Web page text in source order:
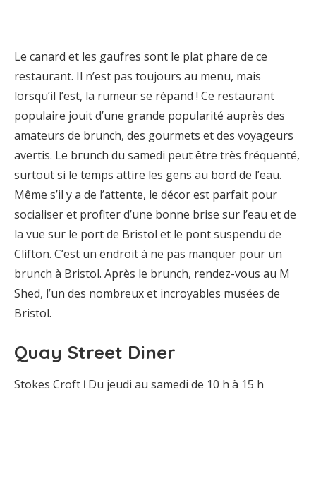
Le canard et les gaufres sont le plat phare de ce
restaurant. Il n’est pas toujours au menu, mais
lorsqu’il l’est, la rumeur se répand ! Ce restaurant
populaire jouit d’une grande popularité auprès des
amateurs de brunch, des gourmets et des voyageurs
avertis. Le brunch du samedi peut être très fréquenté,
surtout si le temps attire les gens au bord de l’eau.
Même s’il y a de l’attente, le décor est parfait pour
socialiser et profiter d’une bonne brise sur l’eau et de
la vue sur le port de Bristol et le pont suspendu de
Clifton. C’est un endroit à ne pas manquer pour un
brunch à Bristol. Après le brunch, rendez-vous au M
Shed, l’un des nombreux et incroyables musées de
Bristol.
Quay Street Diner
Stokes Croft ꘡ Du jeudi au samedi de 10 h à 15 h